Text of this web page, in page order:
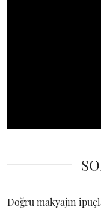
Doğru makyajın